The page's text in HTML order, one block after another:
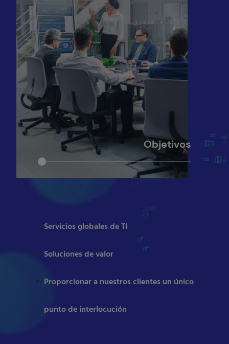
Objetivos
Servicios globales de TI
Soluciones de valor
Proporcionar a nuestros clientes un único
punto de interlocución